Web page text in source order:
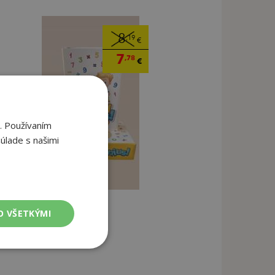
8,19 €
7,78 €
s našimi
VŠETKÝMI